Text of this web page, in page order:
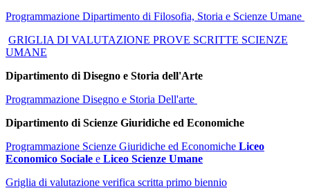
Programmazione Dipartimento di Filosofia, Storia e Scienze Umane
GRIGLIA DI VALUTAZIONE PROVE SCRITTE SCIENZE
UMANE
Dipartimento di Disegno e Storia dell'Arte
Programmazione Disegno e Storia Dell'arte
Dipartimento di Scienze Giuridiche ed Economiche
Programmazione Scienze Giuridiche ed Economiche Liceo
Economico Sociale e Liceo Scienze Umane
Griglia di valutazione verifica scritta primo biennio